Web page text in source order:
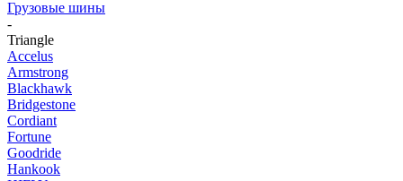
Грузовые шины
-
Triangle
Accelus
Armstrong
Blackhawk
Bridgestone
Cordiant
Fortune
Goodride
Hankook